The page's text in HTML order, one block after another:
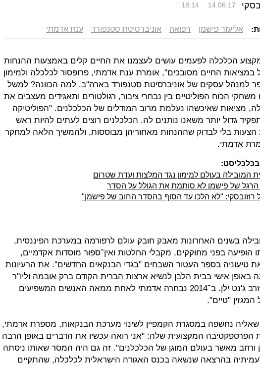
18:14 14.06.17
אליעזר פישמן רפואה אוניברסיטת סטנפורד ענת אדמתי
הכלכלה לפעמים עושים לעצמנו את החיים קלים באמצעות ההנחות
במציאות החיים מסובכים", אומרת ענת אדמתי, פרופסור לכלכלה ולמימון
למנהל עסקים של אוניברסיטת סטנפורד בארה"ב. למה הכוונה? למשל
משחקי הכוח הפוליטיים בין נבחרי ציבור, רגולטורים ותאגידים מעצבים את
מציאות שאיכשהו נעלמת מרוב המודלים של הכלכלנים. "הפוליטיקה
גדול יותר משאנו נותנים לה. הכלכלנים רוצים לעתים להיות ראש
בלי לבדוק שההנחות מאחוריהן מבוססות, ולהמשיך הלאה למחקר
אדמתי.
המובילה בעולם למימון נגד המלצות ועדת שטרום
של פישמן לא סותמת את הגולל על הסדר
רוזובסקי: "לא הלכו עד הסוף בהסדר החוב של פישמן"
בשנים האחרונות מאבק חובק עולם לרפורמה במערכת הפיננסית,
הופיעה בפני מחוקקים, מקבלי החלטות ואין־ספור מוסדות אקדמיים,
טיעוניה בספר העטור השבחים "בגדי הבנקאים החדשים". את הרעיונות
באופן אישי בבית הלבן לנשיא ארצות הברית הקודם ברק אובמה וליו"ר
הפדרל ריזרב ג'נט ילן. ב־2014 נבחרה אדמתי לאחת ממאה האנשים המשפיעים
"טיים".
נחשפה במסגרת הקמפיין לשינוי מערכת הבנקאות, מספרת אדמתי,
הפרספקטיבה המקצועית שלה: "אני רואה עכשיו את הדברים באופן הרבה
ורחב מאשר בעולם המוגן של הכלכלנים". זה גם היה המסר שאותו ניסתה
בהרצאה שנשאה בכנס האגודה הישראלית לכלכלה, שהתקיים